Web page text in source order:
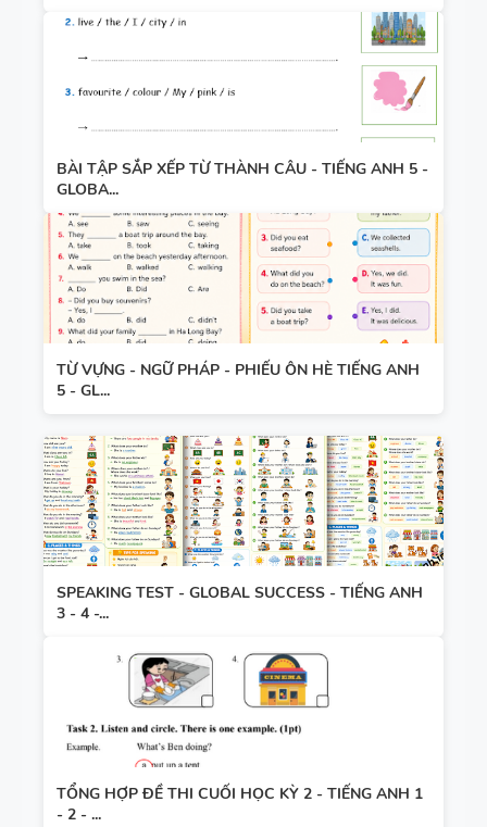
BÀI TẬP SẮP XẾP TỪ THÀNH CÂU - TIẾNG ANH 5 -
GLOBA...
TỪ VỰNG - NGỮ PHÁP - PHIẾU ÔN HÈ TIẾNG ANH
5 - GL...
SPEAKING TEST - GLOBAL SUCCESS - TIẾNG ANH
3 - 4 -...
TỔNG HỢP ĐỀ THI CUỐI HỌC KỲ 2 - TIẾNG ANH 1
- 2 - ...